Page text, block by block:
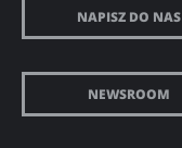
NAPISZ DO NAS
NEWSROOM